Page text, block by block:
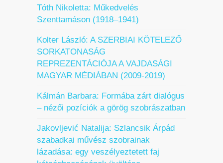
Tóth Nikoletta: Műkedvelés
Szenttamáson (1918–1941)
Kolter László: A SZERBIAI KÖTELEZŐ
SORKATONASÁG
REPREZENTÁCIÓJA A VAJDASÁGI
MAGYAR MÉDIÁBAN (2009-2019)
Kálmán Barbara: Formába zárt dialógus
– nézői pozíciók a görög szobrászatban
Jakovljević Natalija: Szlancsik Árpád
szabadkai művész szobrainak
lázadása: egy veszélyeztetett faj